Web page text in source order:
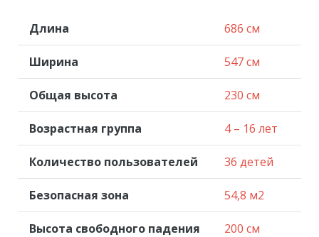
Длина 686 см
Ширина 547 см
Общая высота 230 см
Возрастная группа 4 – 16 лет
Количество пользователей 36 детей
Безопасная зона 54,8 м2
Высота свободного падения 200 см